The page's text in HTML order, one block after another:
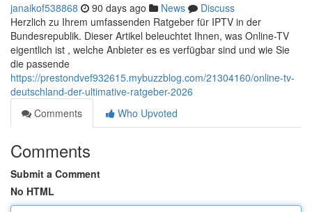
janaikof538868 90 days ago News
Discuss
Herzlich zu Ihrem umfassenden Ratgeber für IPTV in der
Bundesrepublik. Dieser Artikel beleuchtet Ihnen, was Online-TV
eigentlich ist , welche Anbieter es es verfügbar sind und wie Sie
die passende
https://prestondvef932615.mybuzzblog.com/21304160/online-tv-
deutschland-der-ultimative-ratgeber-2026
Comments
Who Upvoted
Comments
Submit a Comment
No HTML